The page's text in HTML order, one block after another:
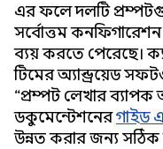
এর ফলে দলটি
সর্বোত্তম
ব্যয় করতে পেরেছে।
টিমের অ্যান্ড্রয়েড
“প্রম্পট লেখার
ডকুমেন্টেশনেরগাইড
উন্নত করার জন্য